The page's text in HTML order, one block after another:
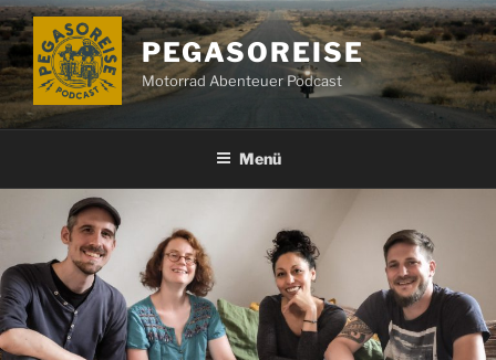
Zum
Inhalt
springen
PEGASOREISE
Motorrad Abenteuer Podcast
Menü